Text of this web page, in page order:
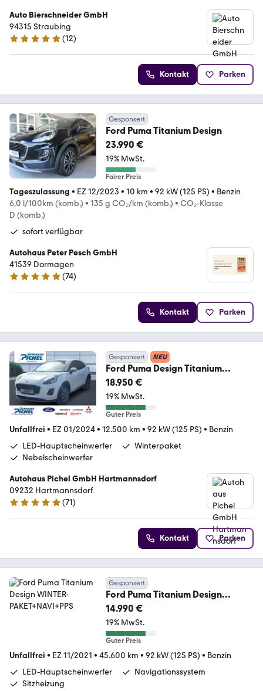
Auto Bierschneider GmbH
94315 Straubing
4.9 Sterne
(12)
Kontakt Parken
Gesponsert
Ford Puma Titanium Design
23.990 €
19% MwSt.
Fairer Preis
Tageszulassung • EZ 12/2023 • 10 km • 92 kW (125 PS) • Benzin
6,0 l/100km (komb.) • 135 g CO₂/km (komb.) • CO₂-Klasse
D (komb.)
sofort verfügbar
Autohaus Peter Pesch GmbH
41539 Dormagen
5 Sterne
(74)
Kontakt Parken
Gesponsert NEU
Ford Puma Design Titanium
GANZJAHRESREIFEN+WINTER-PAK
18.950 €
19% MwSt.
Guter Preis
Unfallfrei • EZ 01/2024• 12.500 km • 92 kW (125 PS) • Benzin
LED-Hauptscheinwerfer
Winterpaket
Nebelscheinwerfer
Autohaus Pichel GmbH Hartmannsdorf
09232 Hartmannsdorf
4.9 Sterne
(71)
Kontakt Parken
Gesponsert
Ford Puma Titanium Design
WINTER-PAKET+NAVI+PPS
14.990 €
19% MwSt.
Guter Preis
Unfallfrei • EZ 11/2021 • 45.600 km • 92 kW (125 PS) • Benzin
LED-Hauptscheinwerfer
Navigationssystem
Sitzheizung